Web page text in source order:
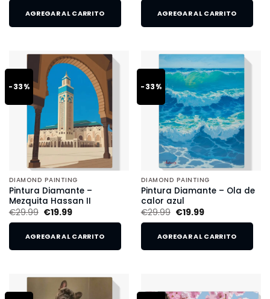
AGREGAR AL CARRITO AGREGAR AL CARRITO
-33%
DIAMOND PAINTING
Pintura Diamante –
Mezquita Hassan II
€29.99 €19.99
AGREGAR AL CARRITO
-33%
DIAMOND PAINTING
Pintura Diamante – Ola de
calor azul
€29.99 €19.99
AGREGAR AL CARRITO